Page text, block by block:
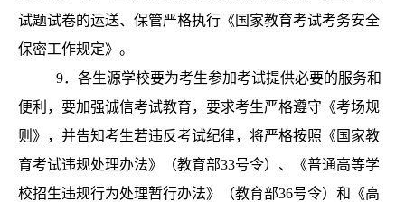
试题试卷的运送、保管严格执行《国家教育考试考务安全
保密工作规定》。
9．各生源学校要为考生参加考试提供必要的服务和
便利，要加强诚信考试教育，要求考生严格遵守《考场规
则》，并告知考生若违反考试纪律，将严格按照《国家教
育考试违规处理办法》（教育部33号令）、《普通高等学
校招生违规行为处理暂行办法》（教育部36号令）和《高